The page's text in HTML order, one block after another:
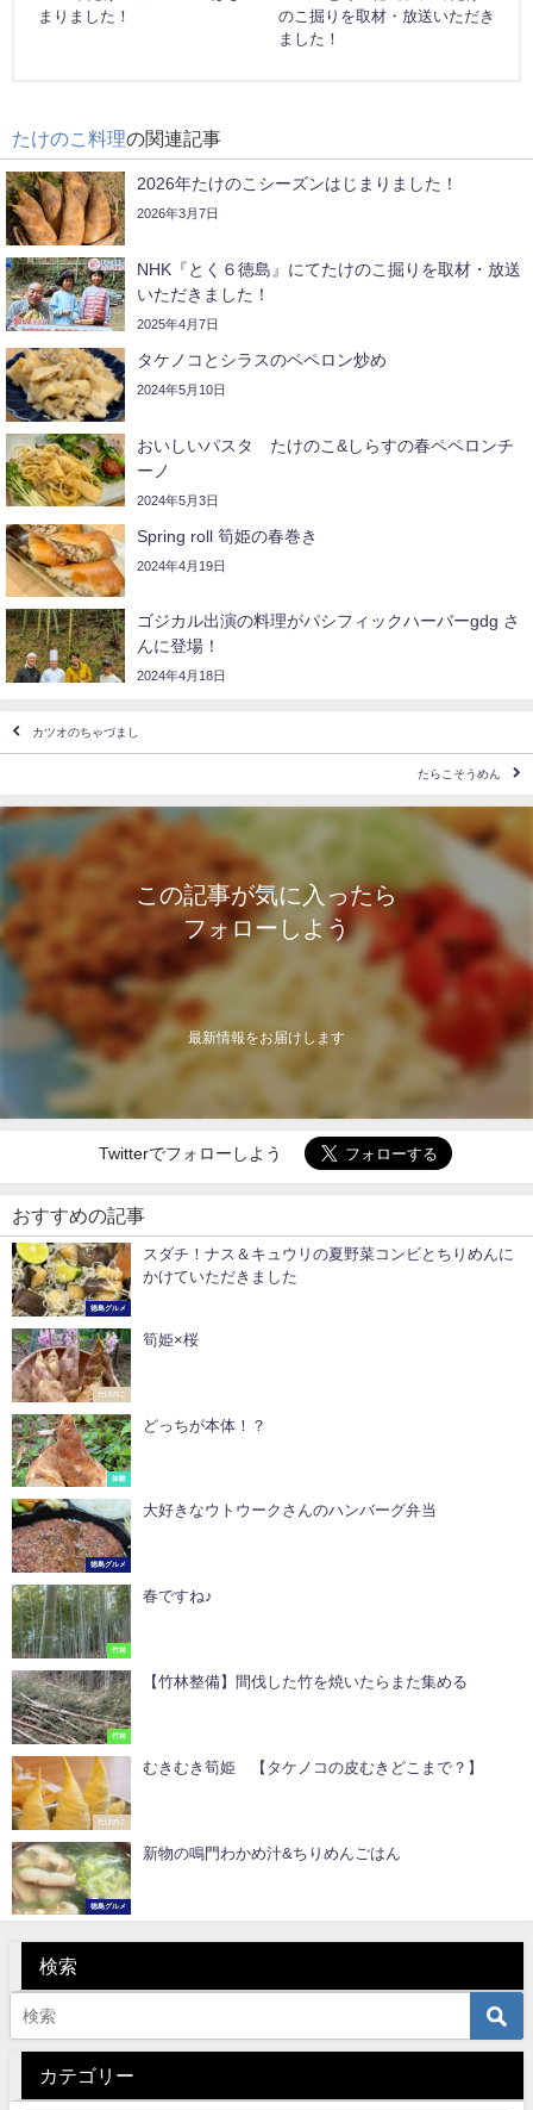
まりました！
のこ掘りを取材・放送いただき
ました！
たけのこ料理の関連記事
2026年たけのこシーズンはじまりました！
2026年3月7日
NHK『とく６徳島』にてたけのこ掘りを取材・放送
いただきました！
2025年4月7日
タケノコとシラスのペペロン炒め
2024年5月10日
おいしいパスタ たけのこ&しらすの春ペペロンチ
ーノ
2024年5月3日
Spring roll 筍姫の春巻き
2024年4月19日
ゴジカル出演の料理がパシフィックハーバーgdg さ
んに登場！
2024年4月18日
カツオのちゃづまし
たらこそうめん
この記事が気に入ったら
フォローしよう
最新情報をお届けします
Twitterでフォローしよう
おすすめの記事
徳島グルメ
スダチ！ナス＆キュウリの夏野菜コンビとちりめんに
かけていただきました
たけのこ
筍姫×桜
体験
どっちが本体！？
徳島グルメ
大好きなウトウークさんのハンバーグ弁当
竹林
春ですね♪
竹林
【竹林整備】間伐した竹を焼いたらまた集める
たけのこ
むきむき筍姫 【タケノコの皮むきどこまで？】
徳島グルメ
新物の鳴門わかめ汁&ちりめんごはん
検索
カテゴリー